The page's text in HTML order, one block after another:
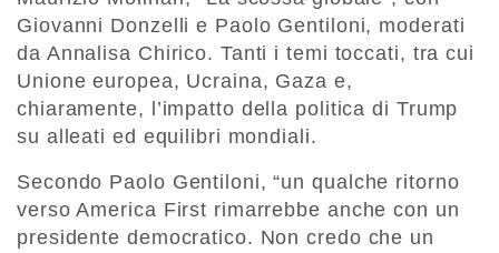
Giovanni Donzelli e Paolo Gentiloni, moderati
da Annalisa Chirico. Tanti i temi toccati, tra cui
Unione europea, Ucraina, Gaza e,
chiaramente, l’impatto della politica di Trump
su alleati ed equilibri mondiali.
Secondo Paolo Gentiloni, “un qualche ritorno
verso America First rimarrebbe anche con un
presidente democratico. Non credo che un